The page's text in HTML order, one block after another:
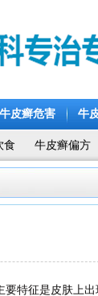
牛皮癣危害 牛
食 牛皮癣偏方
特征是皮肤上出